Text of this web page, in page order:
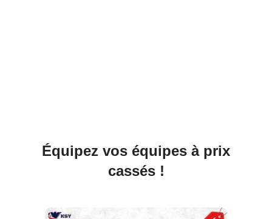
Équipez vos équipes à prix
cassés !